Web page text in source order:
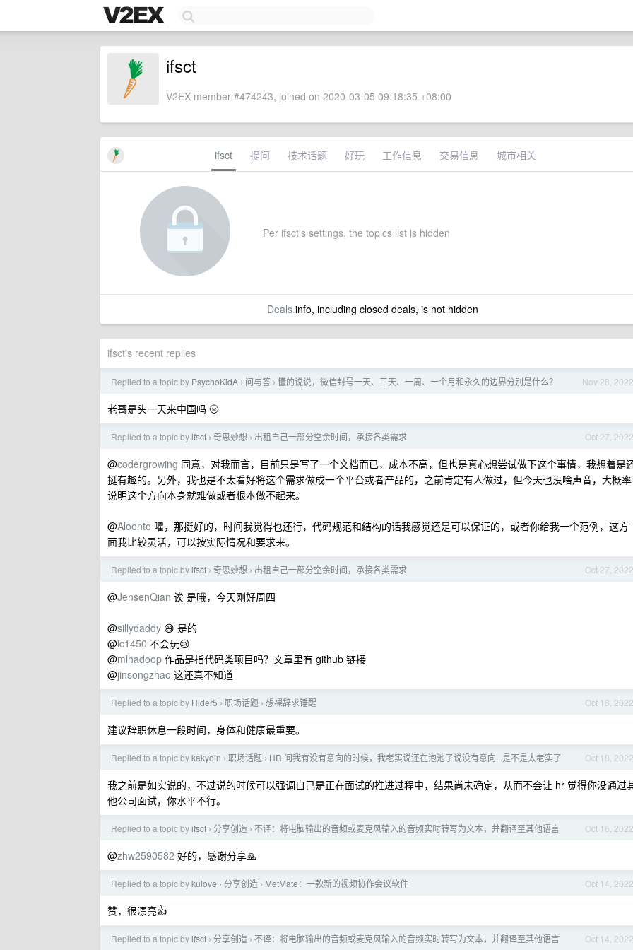
ifsct
V2EX member #474243, joined on 2020-03-05 09:18:35 +08:00
ifsct 提问 技术话题 好玩 工作信息 交易信息 城市相关
Per ifsct's settings, the topics list is hidden
Dealsinfo, including closed deals, is not hidden
ifsct's recent replies
Nov 28, 2022
Replied to a topic by PsychoKidA › 问与答 › 懂的说说，微信封号一天、三天、一周、一个月和永久的边界分别是什么？
老哥是头一天来中国吗 🌝
Oct 27, 2022
Replied to a topic byifsct › 奇思妙想 › 出租自己一部分空余时间，承接各类需求
@codergrowing 同意，对我而言，目前只是写了一个文档而已，成本不高，但也是真心想尝试做下这个事情，我想着是
挺有趣的。另外，我也是不太看好将这个需求做成一个平台或者产品的，之前肯定有人做过，但今天也没啥声音，大概率
说明这个方向本身就难做或者根本做不起来。
@Aloento 嚯，那挺好的，时间我觉得也还行，代码规范和结构的话我感觉还是可以保证的，或者你给我一个范例，这方
面我比较灵活，可以按实际情况和要求来。
Oct 27, 2022
Replied to a topic byifsct › 奇思妙想 › 出租自己一部分空余时间，承接各类需求
@JensenQian 诶 是哦，今天刚好周四
@sillydaddy 😄 是的
@lc1450 不会玩😢
@mlhadoop 作品是指代码类项目吗？文章里有 github 链接
@jinsongzhao 这还真不知道
Oct 18, 2022
Replied to a topic by Hider5 › 职场话题 › 想裸辞求锤醒
建议辞职休息一段时间，身体和健康最重要。
Oct 18, 2022
Replied to a topic bykakyoin › 职场话题 › HR 问我有没有意向的时候，我老实说还在泡池子说没有意向...是不是太老实了
我之前是如实说的，不过说的时候可以强调自己是正在面试的推进过程中，结果尚未确定，从而不会让 hr 觉得你没通过
他公司面试，你水平不行。
Oct 16, 2022
Replied to a topic byifsct › 分享创造 › 不译：将电脑输出的音频或麦克风输入的音频实时转写为文本，并翻译至其他语言
@zhw2590582 好的，感谢分享🙏
Oct 14, 2022
Replied to a topic bykulove › 分享创造 › MetMate：一款新的视频协作会议软件
赞，很漂亮👍
Oct 14, 2022
Replied to a topic byifsct › 分享创造 › 不译：将电脑输出的音频或麦克风输入的音频实时转写为文本，并翻译至其他语言